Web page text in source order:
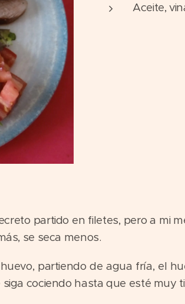
Aceite,
partido en filetes, pero a mi
se seca menos.
partiendo de agua fría, el
cociendo hasta que esté muy